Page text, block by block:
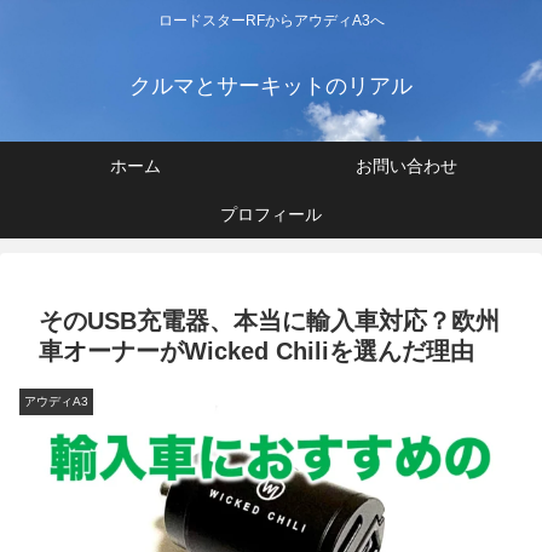
ロードスターRFからアウディA3へ
クルマとサーキットのリアル
ホーム お問い合わせ
プロフィール
そのUSB充電器、本当に輸入車対応？欧州
車オーナーがWicked Chiliを選んだ理由
アウディA3